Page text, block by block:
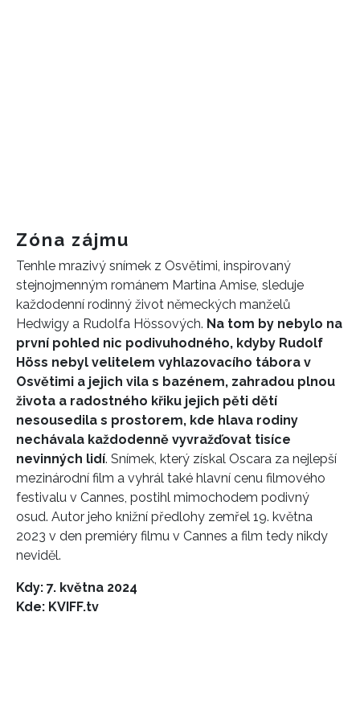
Zóna zájmu
Tenhle mrazivý snímek z Osvětimi, inspirovaný
stejnojmenným románem Martina Amise, sleduje
každodenní rodinný život německých manželů
Hedwigy a Rudolfa Hössových. Na tom by nebylo na
první pohled nic podivuhodného, kdyby Rudolf
Höss nebyl velitelem vyhlazovacího tábora v
Osvětimi a jejich vila s bazénem, zahradou plnou
života a radostného křiku jejich pěti dětí
nesousedila s prostorem, kde hlava rodiny
nechávala každodenně vyvražďovat tisíce
nevinných lidí. Snímek, který získal Oscara za nejlepší
mezinárodní film a vyhrál také hlavní cenu filmového
festivalu v Cannes, postihl mimochodem podivný
osud. Autor jeho knižní předlohy zemřel 19. května
2023 v den premiéry filmu v Cannes a film tedy nikdy
neviděl.
Kdy: 7. května 2024
Kde: KVIFF.tv